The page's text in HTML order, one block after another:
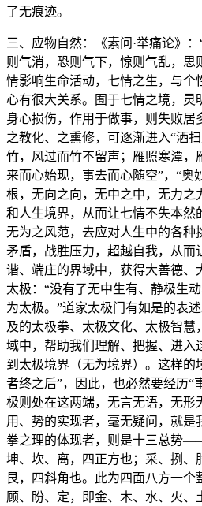
了无痕迹。
三、应物自然：《素问·举痛论》
则气消，恐则气下，惊则气乱，
情影响生命活动，七情之生，与个
心有很大关系。囿于七情之境，灵
身心损伤，作用于做事，则失败居
之教化、之熏修，可逐渐进入“洒
竹，风过而竹不留声；雁照寒潭，
来而心始现，事去而心随空”，“奥
根，无向之向，无中之中，无力之
和人生境界，从而让七情不失本然
无为之风范，去应对人生中的各种
矛盾，战胜压力，超越自我，从而
谐、端庄的界域中，获得大善德、
太极：“没有了无中生有、静极生
为太极。”道家太极门有如是的表
及的太极拳、太极文化、太极智慧
域中，帮助我们理解、把握、进
到太极境界（无为境界）。这样的
者终之后”，因此，也必然要经历“
极则处在这两端，无言无语，无形
用、势的实现者，毫无疑问，就是
拳之理的体现者，则是十三总势
坤、坎、离，四正方也；采、挒、
艮，四斜角也。此为四面八方一个
顾、盼、定，即金、木、水、火、